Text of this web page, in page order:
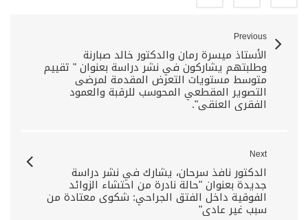
Previous
الأستاذ ميسرة رمان والدكتور خالد صبارنة
وطلبتهم يشاركون في نشر دراسة بعنوان " تقييم
متوسط مستويات التعرض المقدمة لمرضى
التصوير المقطعي المحوسب للرقبة والعمود
الفقري العنقي".
Next
الدكتور نافذ سرحان، يشارك في نشر دراسة
جديدة بعنوان "حالة نادرة من احتشاء الزوائد
الفوقية داخل الفتق الجراحي: شكوى معتادة من
سبب غير عادي"